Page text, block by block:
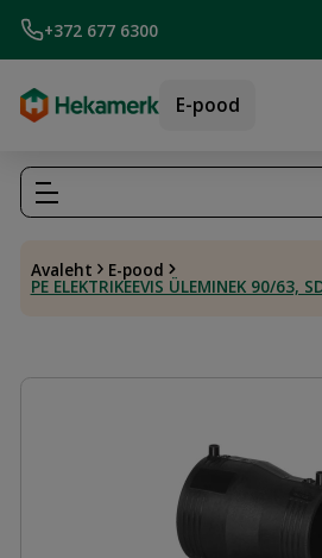
+372 677 6300
E-pood
Avaleht E-pood
PE ELEKTRIKEEVIS ÜLEMINEK 90/63,